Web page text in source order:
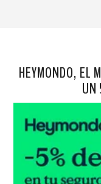
HEYMONDO, EL
UN